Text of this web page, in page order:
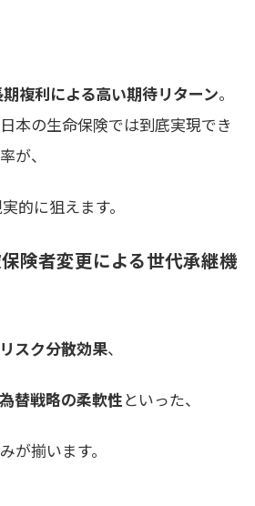
期複利による高い期待リターン。
本の生命保険では到底実現でき
が、
的に狙えます。
険者変更による世代承継機
スク分散効果、
替戦略の柔軟性といった、
が揃います。